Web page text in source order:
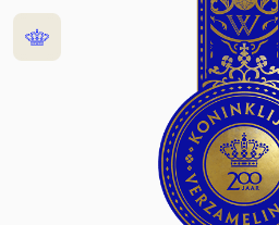
Home